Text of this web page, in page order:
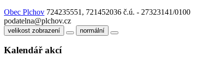
Obec Plchov 724235551, 721452036 č.ú. - 27323141/0100
podatelna@plchov.cz
velikost zobrazení normální
Kalendář akcí